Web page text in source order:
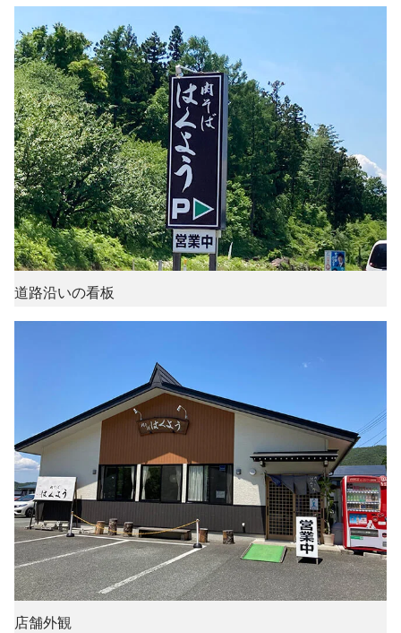
道路沿いの看板
店舗外観